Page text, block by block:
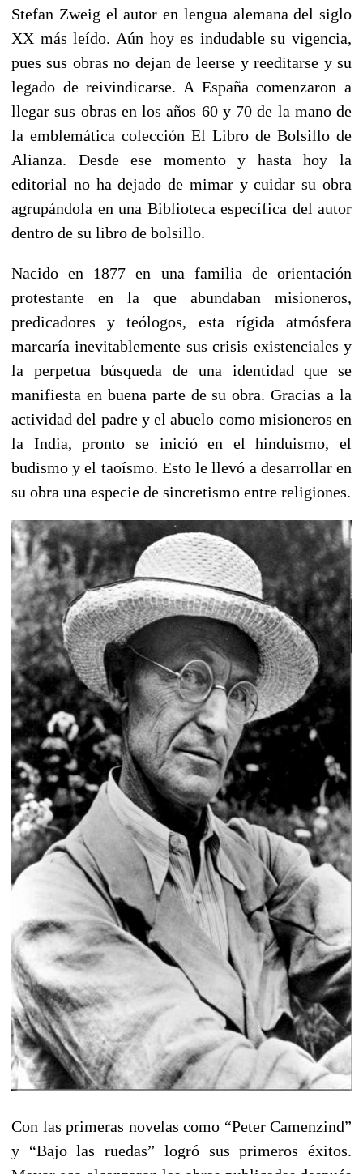
Stefan Zweig el autor en lengua alemana del siglo
XX más leído. Aún hoy es indudable su vigencia,
pues sus obras no dejan de leerse y reeditarse y su
legado de reivindicarse. A España comenzaron a
llegar sus obras en los años 60 y 70 de la mano de
la emblemática colección El Libro de Bolsillo de
Alianza. Desde ese momento y hasta hoy la
editorial no ha dejado de mimar y cuidar su obra
agrupándola en una Biblioteca específica del autor
dentro de su libro de bolsillo.
Nacido en 1877 en una familia de orientación
protestante en la que abundaban misioneros,
predicadores y teólogos, esta rígida atmósfera
marcaría inevitablemente sus crisis existenciales y
la perpetua búsqueda de una identidad que se
manifiesta en buena parte de su obra. Gracias a la
actividad del padre y el abuelo como misioneros en
la India, pronto se inició en el hinduismo, el
budismo y el taoísmo. Esto le llevó a desarrollar en
su obra una especie de sincretismo entre religiones.
Con las primeras novelas como “Peter Camenzind”
y “Bajo las ruedas” logró sus primeros éxitos.